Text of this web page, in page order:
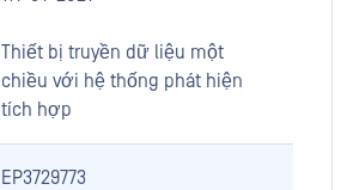
Thiết bị truyền dữ liệu một
chiều với hệ thống phát hiện
tích hợp
EP3729773